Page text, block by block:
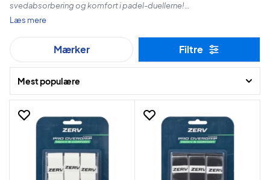
svedabsorbering og komfort i padel-duellerne!
Læs mere
Mærker Filtre
Mest populære